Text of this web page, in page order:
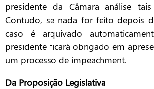
presidente da Câmara análise tais
Contudo, se nada for feito depois
caso é arquivado
presidente ficará obrigado em
um processo de impeachment.
Da Proposição Legislativa